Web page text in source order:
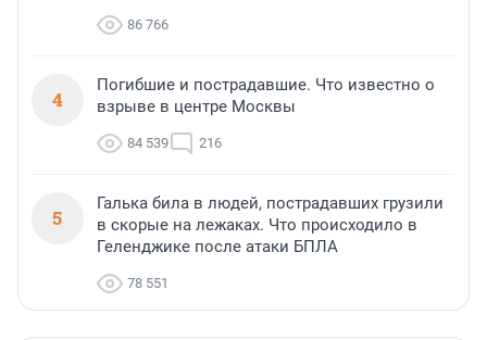
86 766
4
Погибшие и пострадавшие. Что известно о
взрыве в центре Москвы
84 539 216
5
Галька била в людей, пострадавших грузили
в скорые на лежаках. Что происходило в
Геленджике после атаки БПЛА
78 551